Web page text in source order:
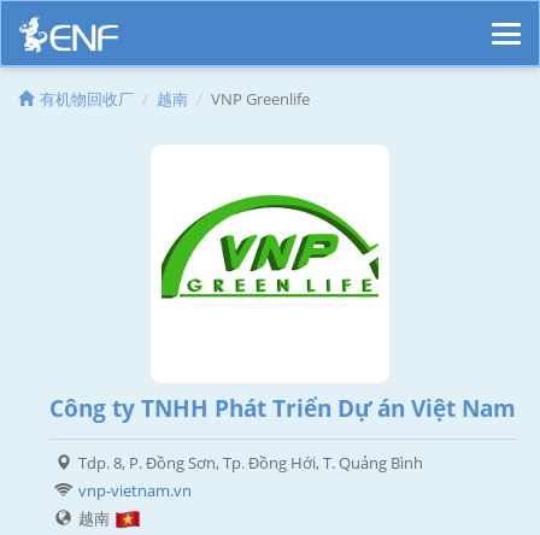
有机物回收厂 越南 VNP Greenlife
Công ty TNHH Phát Triển Dự án Việt Nam
Tdp. 8, P. Đồng Sơn, Tp. Đồng Hới, T. Quảng Bình
vnp-vietnam.vn
越南